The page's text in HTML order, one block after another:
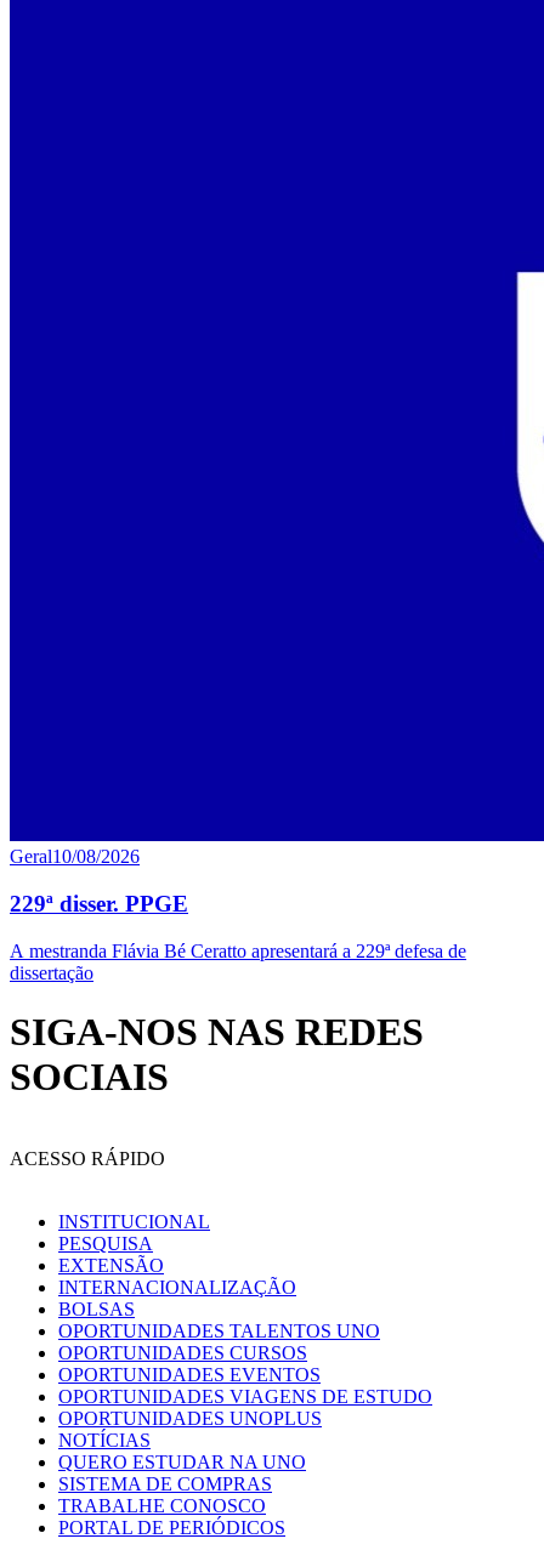
Geral10/08/2026
229ª disser. PPGE
A mestranda Flávia Bé Ceratto apresentará a 229ª defesa de
dissertação
SIGA-NOS NAS REDES
SOCIAIS
ACESSO RÁPIDO
INSTITUCIONAL
PESQUISA
EXTENSÃO
INTERNACIONALIZAÇÃO
BOLSAS
OPORTUNIDADES TALENTOS UNO
OPORTUNIDADES CURSOS
OPORTUNIDADES EVENTOS
OPORTUNIDADES VIAGENS DE ESTUDO
OPORTUNIDADES UNOPLUS
NOTÍCIAS
QUERO ESTUDAR NA UNO
SISTEMA DE COMPRAS
TRABALHE CONOSCO
PORTAL DE PERIÓDICOS